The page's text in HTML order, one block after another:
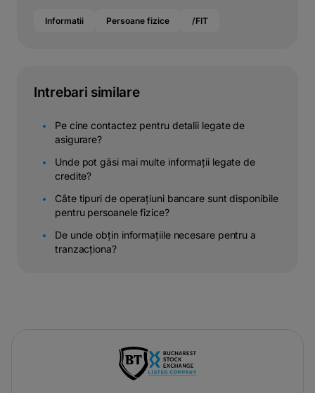
Informatii Persoane fizice /FIT
Intrebari similare
Pe cine contactez pentru detalii legate de
asigurare?
Unde pot găsi mai multe informații legate de
credite?
Câte tipuri de operațiuni bancare sunt disponibile
pentru persoanele fizice?
De unde obțin informațiile necesare pentru a
tranzacționa?